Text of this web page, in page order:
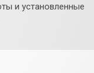
и установленные